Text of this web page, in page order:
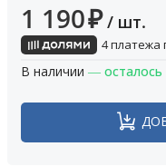
1 190₽ / шт.
4 платежа
В наличии — осталось